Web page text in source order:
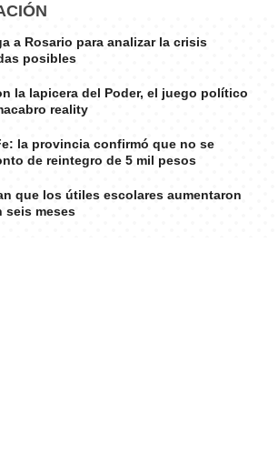
a Rosario para analizar la crisis
posibles
la lapicera del Poder, el juego político
reality
la provincia confirmó que no se
de reintegro de 5 mil pesos
que los útiles escolares aumentaron
seis meses